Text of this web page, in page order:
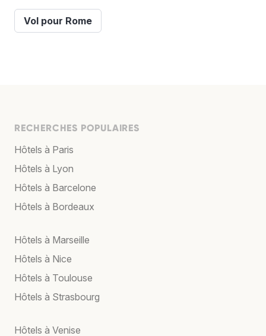
Vol pour Rome
RECHERCHES POPULAIRES
Hôtels à Paris
Hôtels à Lyon
Hôtels à Barcelone
Hôtels à Bordeaux
Hôtels à Marseille
Hôtels à Nice
Hôtels à Toulouse
Hôtels à Strasbourg
Hôtels à Venise